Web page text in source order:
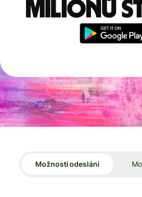
milionů
Možnosti odeslání